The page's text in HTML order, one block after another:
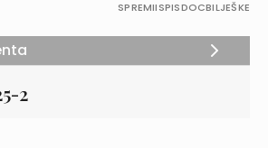
SPREMIISPISDOCBILJEŠKE
2